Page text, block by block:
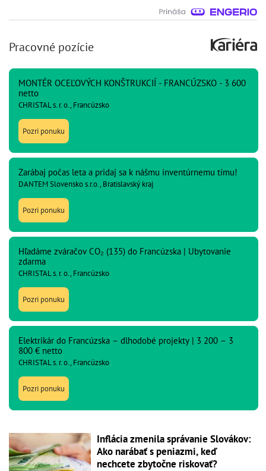
Pracovné pozície
MONTÉR OCEĽOVÝCH KONŠTRUKCIÍ - FRANCÚZSKO - 3 600
netto
CHRISTAL s. r. o., Francúzsko
Pozri ponuku
Zarábaj počas leta a pridaj sa k nášmu inventúrnemu tímu!
DANTEM Slovensko s.r.o., Bratislavský kraj
Pozri ponuku
Hľadáme zváračov CO₂ (135) do Francúzska | Ubytovanie
zdarma
CHRISTAL s. r. o., Francúzsko
Pozri ponuku
Elektrikár do Francúzska – dlhodobé projekty | 3 200 – 3
800 € netto
CHRISTAL s. r. o., Francúzsko
Pozri ponuku
Inflácia zmenila správanie Slovákov:
Ako narábať s peniazmi, keď
nechcete zbytočne riskovať?